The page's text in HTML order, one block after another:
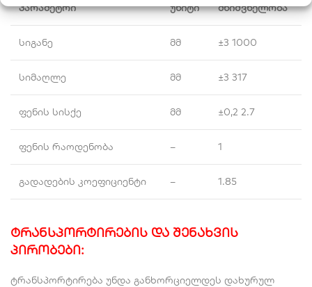
პარამეტრი უნიტი მნიშვნელობა
სიგანე მმ ±3 1000
სიმაღლე მმ ±3 317
ფენის სისქე მმ ±0,2 2.7
ფენის რაოდენობა – 1
გადადების კოეფიციენტი – 1.85
ტრანსპორტირების და შენახვის
პირობები:
ტრანსპორტირება უნდა განხორციელდეს დახურულ